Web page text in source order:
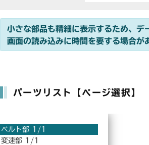
小さな部品も精細に表示するため、デ
画面の読み込みに時間を要する場合が
パーツリスト【ページ選択】
ベルト部 1/1
変速部 1/1